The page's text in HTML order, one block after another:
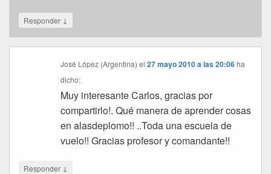
Responder ↓
José López (Argentina) el27 mayo 2010 a las 20:06 ha
dicho:
Muy interesante Carlos, gracias por
compartirlo!. Qué manera de aprender cosas
en alasdeplomo!! ..Toda una escuela de
vuelo!! Gracias profesor y comandante!!
Responder ↓